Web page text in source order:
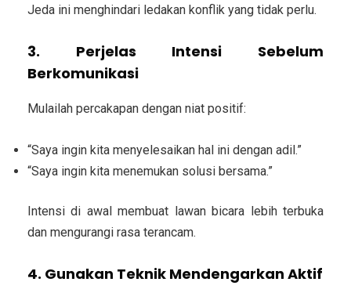
Jeda ini menghindari ledakan konflik yang tidak perlu.
3. Perjelas Intensi Sebelum
Berkomunikasi
Mulailah percakapan dengan niat positif:
“Saya ingin kita menyelesaikan hal ini dengan adil.”
“Saya ingin kita menemukan solusi bersama.”
Intensi di awal membuat lawan bicara lebih terbuka
dan mengurangi rasa terancam.
4. Gunakan Teknik Mendengarkan Aktif